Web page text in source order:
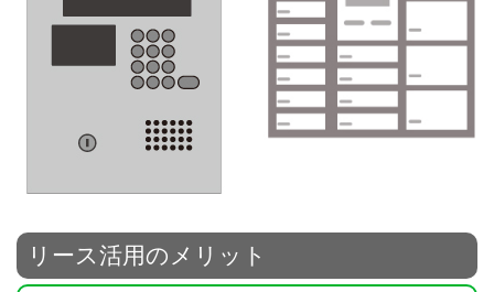
リース活用のメリット